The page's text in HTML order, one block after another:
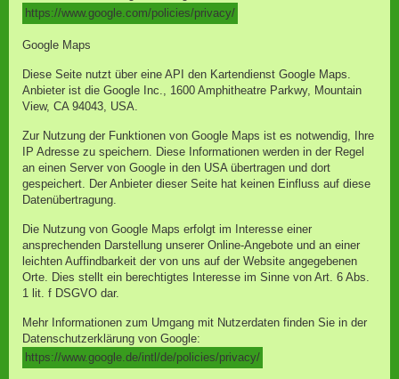
https://www.google.com/policies/privacy/
Google Maps
Diese Seite nutzt über eine API den Kartendienst Google Maps.
Anbieter ist die Google Inc., 1600 Amphitheatre Parkwy, Mountain
View, CA 94043, USA.
Zur Nutzung der Funktionen von Google Maps ist es notwendig, Ihre
IP Adresse zu speichern. Diese Informationen werden in der Regel
an einen Server von Google in den USA übertragen und dort
gespeichert. Der Anbieter dieser Seite hat keinen Einfluss auf diese
Datenübertragung.
Die Nutzung von Google Maps erfolgt im Interesse einer
ansprechenden Darstellung unserer Online-Angebote und an einer
leichten Auffindbarkeit der von uns auf der Website angegebenen
Orte. Dies stellt ein berechtigtes Interesse im Sinne von Art. 6 Abs.
1 lit. f DSGVO dar.
Mehr Informationen zum Umgang mit Nutzerdaten finden Sie in der
Datenschutzerklärung von Google:
https://www.google.de/intl/de/policies/privacy/